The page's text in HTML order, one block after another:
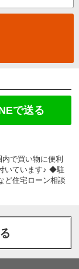
で送る
で買い物に便利
いています♪ ◆駐
ど住宅ローン相談